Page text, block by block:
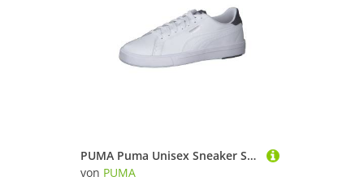
PUMA Puma Unisex Sneaker Serve Pro Lite 374902 Sneaker
von PUMA